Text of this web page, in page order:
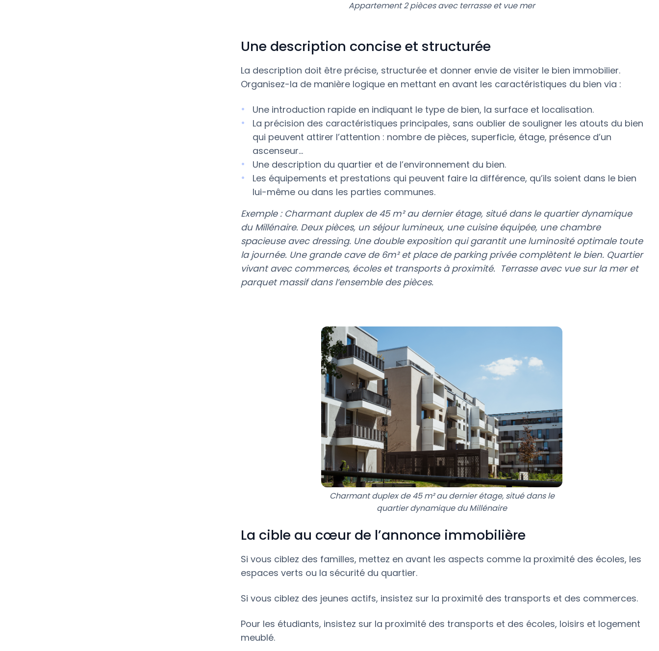
Appartement 2 pièces avec terrasse et vue mer
Une description concise et structurée
La description doit être précise, structurée et donner envie de visiter le bien immobilier.
Organisez-la de manière logique en mettant en avant les caractéristiques du bien via :
Une introduction rapide en indiquant le type de bien, la surface et localisation.
La précision des caractéristiques principales, sans oublier de souligner les atouts du bien
qui peuvent attirer l’attention : nombre de pièces, superficie, étage, présence d’un
ascenseur...
Une description du quartier et de l’environnement du bien.
Les équipements et prestations qui peuvent faire la différence, qu’ils soient dans le bien
lui-même ou dans les parties communes.
Exemple : Charmant duplex de 45 m² au dernier étage, situé dans le quartier dynamique
du Millénaire. Deux pièces, un séjour lumineux, une cuisine équipée, une chambre
spacieuse avec dressing. Une double exposition qui garantit une luminosité optimale toute
la journée. Une grande cave de 6m² et place de parking privée complètent le bien. Quartier
vivant avec commerces, écoles et transports à proximité. Terrasse avec vue sur la mer et
parquet massif dans l’ensemble des pièces.
Charmant duplex de 45 m² au dernier étage, situé dans le
quartier dynamique du Millénaire
La cible au cœur de l’annonce immobilière
Si vous ciblez des familles, mettez en avant les aspects comme la proximité des écoles, les
espaces verts ou la sécurité du quartier.
Si vous ciblez des jeunes actifs, insistez sur la proximité des transports et des commerces.
Pour les étudiants, insistez sur la proximité des transports et des écoles, loisirs et logement
meublé.